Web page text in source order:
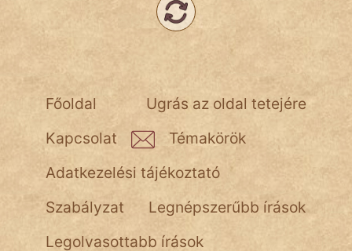
Ugrás az oldal tetejére
Főoldal
Kapcsolat
Témakörök
Adatkezelési tájékoztató
Szabályzat
Legnépszerűbb írások
Legolvasottabb írások